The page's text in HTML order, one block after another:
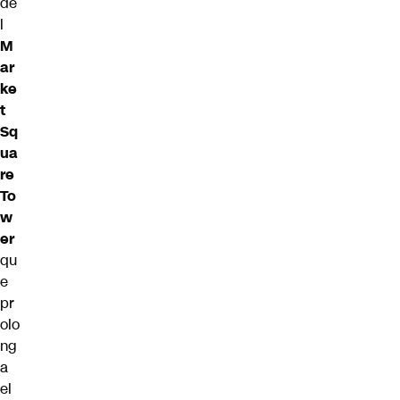
l
M
ar
ke
t
Sq
ua
re
To
w
er
qu
e
pr
olo
ng
a
el